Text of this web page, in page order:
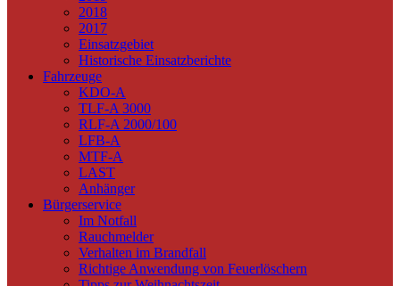
2018
2017
Einsatzgebiet
Historische Einsatzberichte
Fahrzeuge
KDO-A
TLF-A 3000
RLF-A 2000/100
LFB-A
MTF-A
LAST
Anhänger
Bürgerservice
Im Notfall
Rauchmelder
Verhalten im Brandfall
Richtige Anwendung von Feuerlöschern